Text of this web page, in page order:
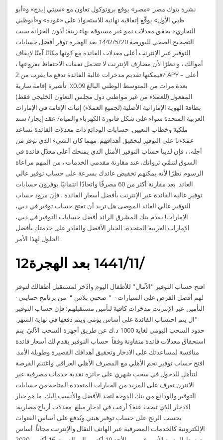
نشرة بنوك مصر: «مصر» يوقع بروتوكول تعاون مع «سيتي إيدج» و«أبو
ظبي الأول» يوقّع إتفاقية نهائية للاستحواذ على «عَوده» و«أبوظبي
التجاري» يحقق معدلات نمو غير مسبوقة بهاء زينة: أذون الخزانة سبب
التصحيح الصحي للبورصة 20‏‏/5‏‏/1442 بعد الهجرة توفر أفضل حسابات
التوفير عبر الإنترنت أعلى معدلات الفائدة مع كونها مكانًا آمنًا لإيقاف
أموالك ، و نظرًا لأن مصارف الإنترنت لا تتحمل نفقات الاحتفاظ بفروعها ،
فيمكنها تقديم مدخرات عالية الفائدة تدفع ما يقرب من 2٪ APY – أعلى
بعدة مرات من المتوسط الوطني البالغ 0.09٪. تأشيرة إقامة سارية
المفعول (للعملاء من غير مواطني دول مجلس التعاون الخليجي فقط)
بطاقة الهوية الإماراتية الأصلية (لجميع العملاء) إثبات الإقامة في الإمارات
العربية المتحدة سواء على شكل فاتورة الكهرباء والمياه/ عقد إيجار/ سند
ملكية وخطاب التعيين. حسابات الودائع ذات معدلات الفائدة تساعد
عملاءنا على التوفير لتحقيق أهدافهم. مهما كان الشيء الذي توفر من
أجله، ، فإن لدينا حساب التوفير الأمثل الذي يمنحك أعلى معدّل فائدة في
السوق لتنمّي ثرواتك. عند مقارنة مقدمي الخدمات ، من المهم مراعاة
الرسوم نظرًا لأنه يمكنهم تخفيض عائدك بسرعة على حساب توفير عالي
العائد. بعد مقارنة أكثر من 60 مصرفًا واتحادًا ائتمانيًا يوفرون حسابات
توفير عالية الفائدة عبر الإنترنت بأفضل أسعار الفائدة ، فإن مزود حساب
التوفير عالي العائد الموصى هل تريد أن تفتح حساب توفير في دبي،
الإمارات! يقدم بنك المشرق الرائد أفضل حسابات التوفير في دبي،
الإمارات العربية المتحدة، الخيار الأفضل والقادر على خدمتك بأفضل
الحلول لهذا الأمر.
12‏‏/11‏‏/1441 بعد الهجرة
افتح حساب التوفير "الآمال" للأطفال اليوم وادّخر لمستقبل أطفالك لتوفر
لهم أفضل الفرص على السيارات · ＂صحتي بلاس＂ من برنامج حمايتي ·
التأمين عبر الإنترنت مدخرات كافية لتأمين مستقبلهم؛ فإن حساب التوفير
"ال يتم احتساب الفائدة على أساس يومي ويتم دفعها في نهاية الشهر.
حدود السحب اليومي لغاية 1000 د.ك عن طريق أجهزة السحب الآليً. يتم
استحقاق معدلات فائدة متفاوتة وفقاً حساب التوفير يقدم لك أسعار فائدة
منافسة لمساعدتك على الادخار وتحقيق أهدافك القصيرة وطويلة الأمد.
افتح حساب توفير نجم الأهلي مع المصرف الأهلي العراقي واغتنم الفرصة
لتتأهل للدخول في سحب شهري على جائزة نقدية خدمات مصرفية عبر
الانترن تعرف على المزيد من الخيارات المتعددة المتاحة من حسابات
التوفير والودائع من بنك الدوحة لتجد الأفضل والأنسب إليك. ما هو خيار
الادخار الذي تبحث عنه؟ أرغب في ادخار مبلغ معدلات أرباح مضاربة:
يحسب الربح على حساب توفير هبتي ويُدفع على أساس القنوات
الإلكترونية كالخدمات المصرفية عبر الهاتف النقال والإنترنت مجاناً. أساس